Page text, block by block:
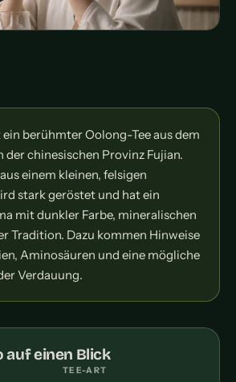
ein berühmter Oolong-Tee aus dem
der chinesischen Provinz Fujian.
einem kleinen, felsigen
stark geröstet und hat ein
mit dunkler Farbe, mineralischen
Tradition. Dazu kommen Hinweise
Aminosäuren und eine mögliche
Verdauung.
auf einen Blick
TEE-ART